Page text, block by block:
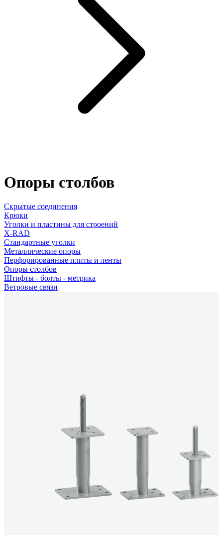
Опоры столбов
Скрытые соединения
Крюки
Уголки и пластины для строений
X-RAD
Стандартные уголки
Металлические опоры
Перфорированные плиты и ленты
Опоры столбов
Штифты - болты - метрика
Ветровые связи